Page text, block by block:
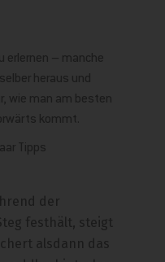
erlernen – manche
heraus und
wie man am besten
kommt.
Tipps
der
festhält, steigt
alsdann das